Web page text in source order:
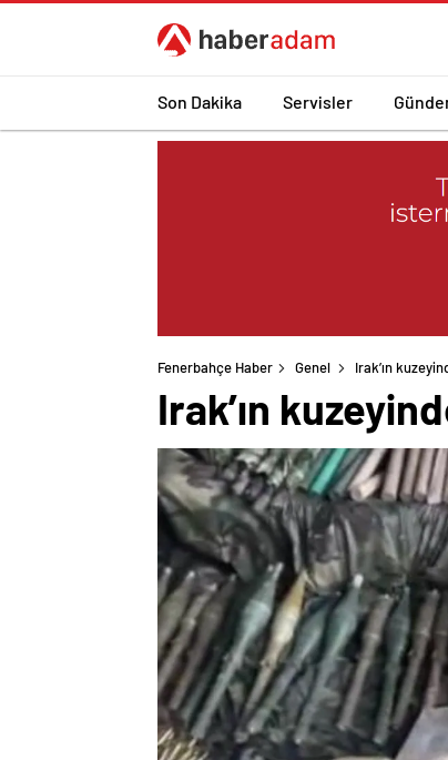
Son Dakika Servisler
Fenerbahçe Haber Genel Irak’ın
Irak’ın